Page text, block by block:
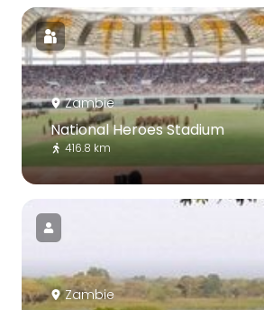
Zambie
National Heroes Stadium
416.8 km
Zambie